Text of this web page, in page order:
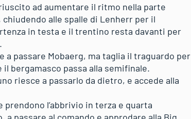
ad aumentare il ritmo nella parte
alle spalle di Lenherr per il
in testa e il trentino resta davanti per
passare Mobaerg, ma taglia il traguardo per
bergamasco passa alla semifinale.
riesce a passarlo da dietro, e accede alla
l’abbrivio in terza e quarta